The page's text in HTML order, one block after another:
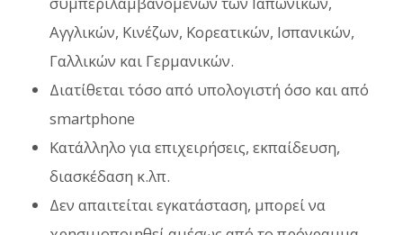
Αγγλικών, Κινέζων, Κορεατικών, Ισπανικών,
Γαλλικών και Γερμανικών.
Διατίθεται τόσο από υπολογιστή όσο και από
smartphone
Κατάλληλο για επιχειρήσεις, εκπαίδευση,
διασκέδαση κ.λπ.
Δεν απαιτείται εγκατάσταση, μπορεί να